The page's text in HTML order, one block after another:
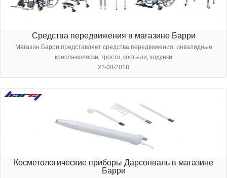
Средства передвижения в магазине Барри
Магазин Барри представляет средства передвижения: инвалидные
кресла-коляски, трости, костыли, ходунки
22-08-2018
Косметологические приборы Дарсонваль в магазине
Барри